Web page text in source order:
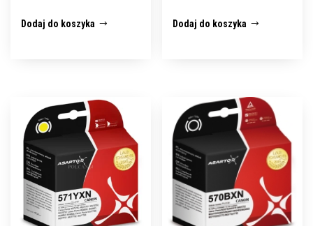
Dodaj do koszyka Dodaj do koszyka